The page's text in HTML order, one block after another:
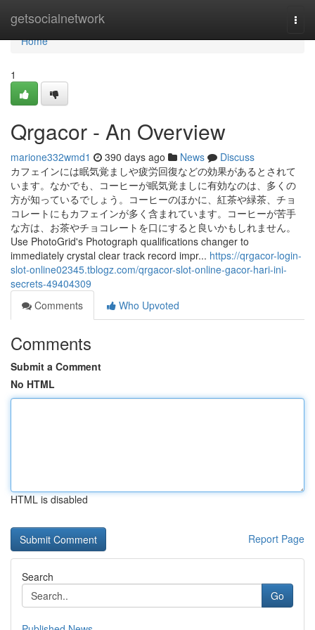
getsocialnetwork
Home
Home
1
Qrgacor - An Overview
marione332wmd1 390 days ago News
Discuss
カフェインには眠気覚ましや疲労回復などの効果があるとされて
います。なかでも、コーヒーが眠気覚ましに有効なのは、多くの
方が知っているでしょう。コーヒーのほかに、紅茶や緑茶、チョ
コレートにもカフェインが多く含まれています。コーヒーが苦手
な方は、お茶やチョコレートを口にすると良いかもしれません。
Use PhotoGrid's Photograph qualifications changer to
immediately crystal clear track record impr... https://qrgacor-login-
slot-online02345.tblogz.com/qrgacor-slot-online-gacor-hari-ini-
secrets-49404309
Comments
Who Upvoted
Comments
Submit a Comment
No HTML
HTML is disabled
Report Page
Search
Go